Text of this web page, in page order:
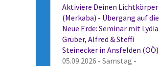
Aktiviere Deinen Lichtkörper
(Merkaba) - Übergang auf die
Neue Erde: Seminar mit Lydia
Gruber, Alfred & Steffi
Steinecker in Ansfelden (OÖ)
05.09.2026 - Samstag -